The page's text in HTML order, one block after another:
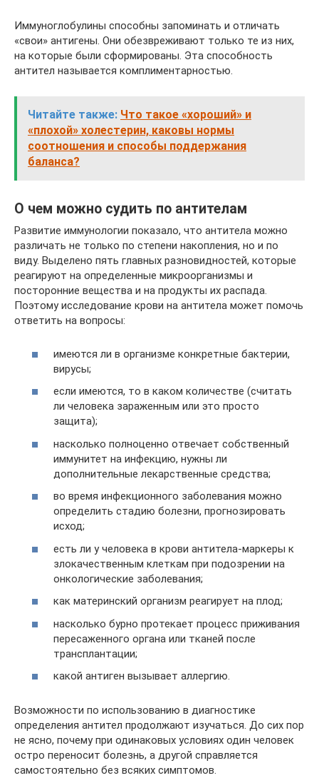
Иммуноглобулины способны запоминать и отличать
«свои» антигены. Они обезвреживают только те из них,
на которые были сформированы. Эта способность
антител называется комплиментарностью.
Читайте также: Что такое «хороший» и
«плохой» холестерин, каковы нормы
соотношения и способы поддержания
баланса?
О чем можно судить по антителам
Развитие иммунологии показало, что антитела можно
различать не только по степени накопления, но и по
виду. Выделено пять главных разновидностей, которые
реагируют на определенные микроорганизмы и
посторонние вещества и на продукты их распада.
Поэтому исследование крови на антитела может помочь
ответить на вопросы:
имеются ли в организме конкретные бактерии,
вирусы;
если имеются, то в каком количестве (считать
ли человека зараженным или это просто
защита);
насколько полноценно отвечает собственный
иммунитет на инфекцию, нужны ли
дополнительные лекарственные средства;
во время инфекционного заболевания можно
определить стадию болезни, прогнозировать
исход;
есть ли у человека в крови антитела-маркеры к
злокачественным клеткам при подозрении на
онкологические заболевания;
как материнский организм реагирует на плод;
насколько бурно протекает процесс приживания
пересаженного органа или тканей после
трансплантации;
какой антиген вызывает аллергию.
Возможности по использованию в диагностике
определения антител продолжают изучаться. До сих пор
не ясно, почему при одинаковых условиях один человек
остро переносит болезнь, а другой справляется
самостоятельно без всяких симптомов.